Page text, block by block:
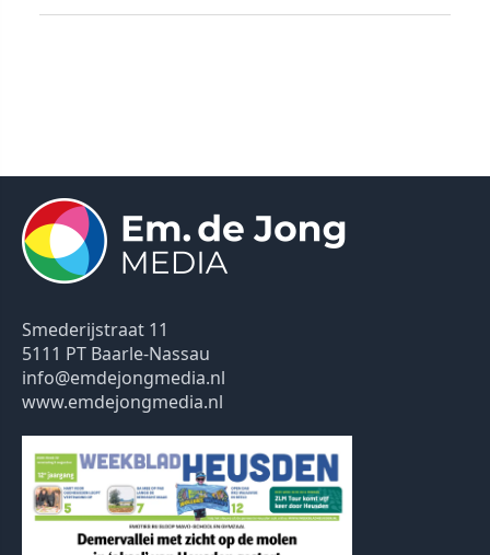
Smederijstraat 11
5111 PT Baarle-Nassau
info@emdejongmedia.nl
www.emdejongmedia.nl